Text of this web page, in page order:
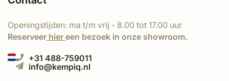
Openingstijden: ma t/m vrij - 8.00 tot 17.00 uur
Reserveer hier een bezoek in onze showroom.
+31 488-759011
info@kempiq.nl